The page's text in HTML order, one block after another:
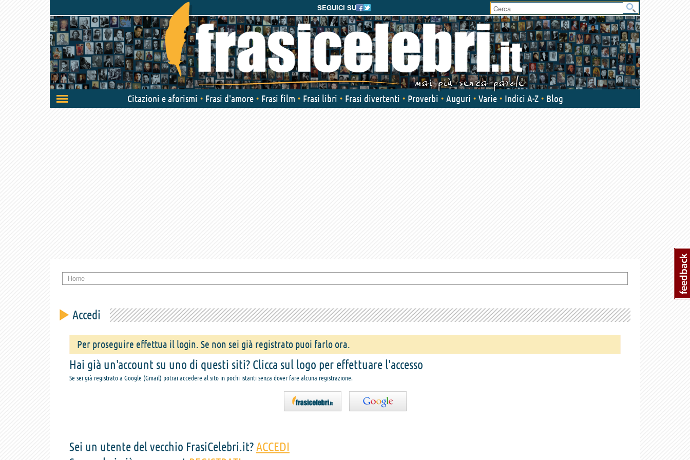
SEGUICI SU
Attiva/disattiva
navigazione
Citazioni e aforismi Frasi d'amore Frasi film Frasi libri Frasi divertenti Proverbi Auguri Varie Indici A-Z Blog
Home
Accedi
Per proseguire effettua il login. Se non sei già registrato puoi farlo ora.
Hai già un'account su uno di questi siti? Clicca sul logo per effettuare l'accesso
Se sei già registrato a Google (Gmail) potrai accedere al sito in pochi istanti senza dover fare alcuna registrazione.
Sei un utente del vecchio FrasiCelebri.it?ACCEDI